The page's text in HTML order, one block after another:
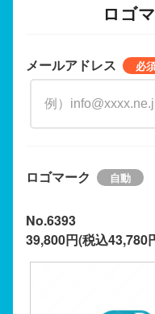
ロゴ
メールアドレス
ロゴマーク
No.6393
39,800円(税込43,780